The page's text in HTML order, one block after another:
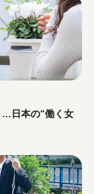
…日本の“働く女